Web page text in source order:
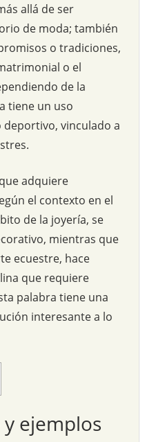
allá de ser
de moda; también
o tradiciones,
o el
de la
tiene un uso
deportivo, vinculado a
adquiere
el contexto en el
de la joyería, se
mientras que
ecuestre, hace
que requiere
palabra tiene una
interesante a lo
ejemplos